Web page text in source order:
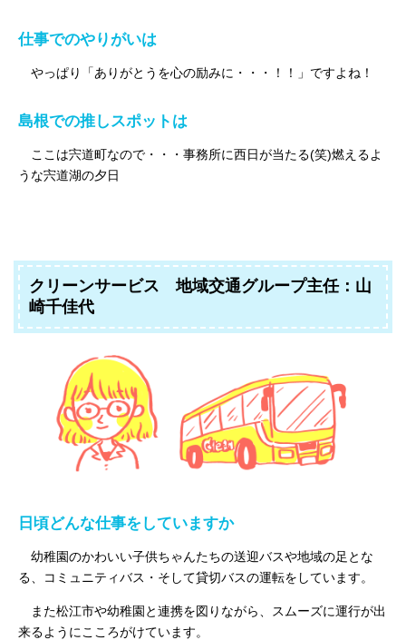
仕事でのやりがいは
やっぱり「ありがとうを心の励みに・・・！！」ですよね！
島根での推しスポットは
ここは宍道町なので・・・事務所に西日が当たる(笑)燃えるよ
うな宍道湖の夕日
クリーンサービス 地域交通グループ主任：山
崎千佳代
日頃どんな仕事をしていますか
幼稚園のかわいい子供ちゃんたちの送迎バスや地域の足とな
る、コミュニティバス・そして貸切バスの運転をしています。
また松江市や幼稚園と連携を図りながら、スムーズに運行が出
来るようにこころがけています。